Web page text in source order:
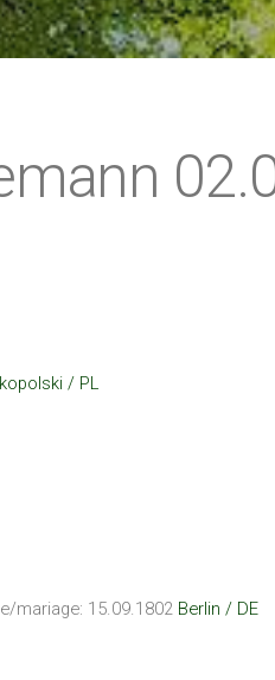
/ PL
mariage: 15.09.1802 Berlin / DE